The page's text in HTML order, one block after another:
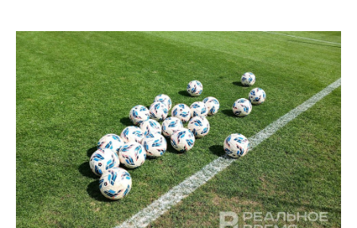
ВУЗЫ ТАТАРСТАНА
КОМУ ПРИНАДЛЕЖАТ
ТОРГОВЫЕ ЦЕНТРЫ
ТАТАРСТАНА
БАНКИ
БЮДЖЕТ
ИНВЕСТИЦИИ
ПРОМЫШЛЕННОСТИ
АГРОПРОМ
МАШИНОСТРОЕНИЕ
НЕФТЕХИМИЯ
НЕФТЬ
ОПК
НОВОСТИ НЕДВИЖИМОСТИ
АВТО
НОВОСТИ АВТО
БИЗНЕС
НОВОСТИ БИЗНЕСА
РОЗНИЧНАЯ ТОРГОВЛЯ
ТРАНСПОРТ
ТЕХНОЛОГИИ
НОВОСТИ ТЕХНОЛОГИЙ
IT
МЕРОПРИЯТИЯ
НОВОСТИ МЕРОПРИЯТИЙ
СПОРТ